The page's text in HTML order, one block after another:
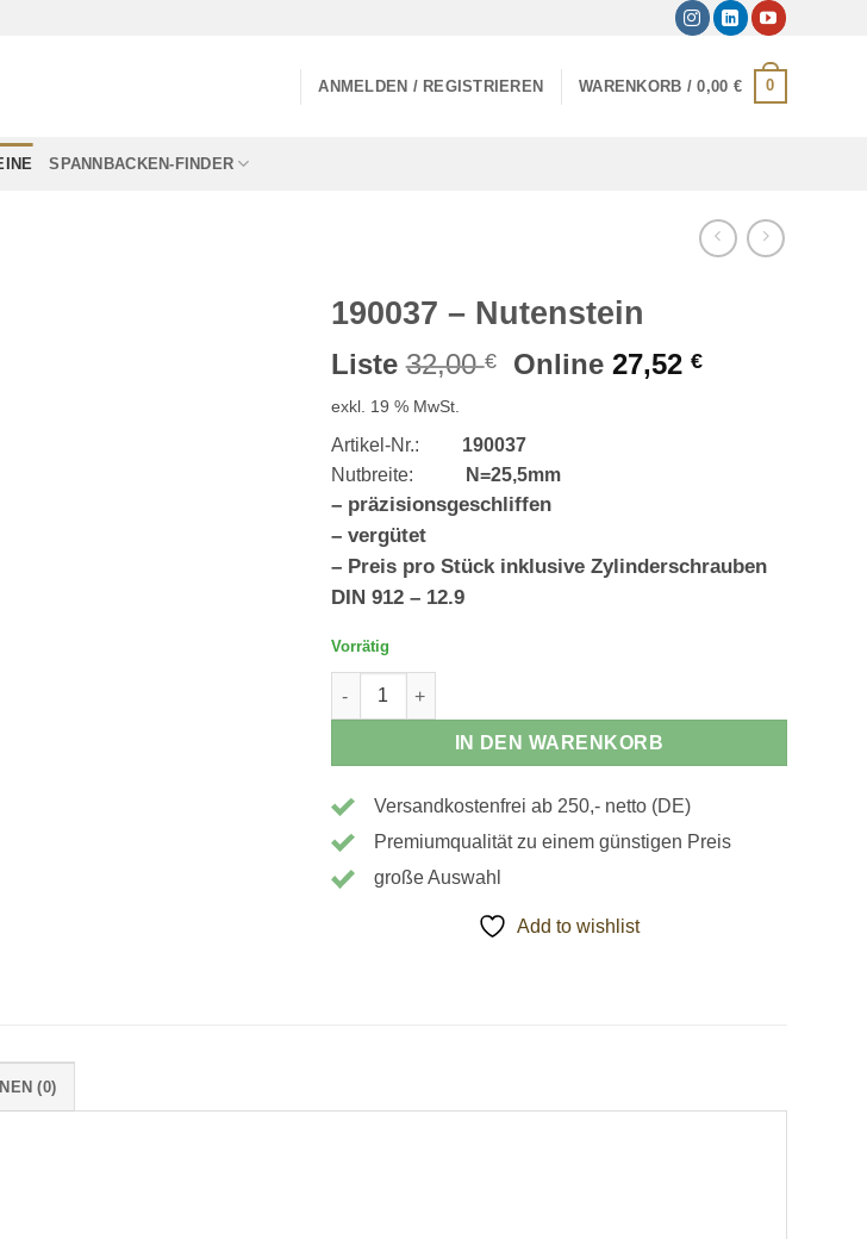
ANMELDEN / REGISTRIEREN WARENKORB /0,00 € 0
SPANNBACKEN-FINDER
190037 – Nutenstein
Liste 32,00€
Ursprünglicher
32,00 €
Online 27,52 €Aktueller
exkl. 19 % MwSt.
Artikel-Nr.: 190037
Nutbreite:
N=25,5mm
– präzisionsgeschliffen
– vergütet
– Preis pro Stück inklusive Zylinderschrauben
DIN 912 – 12.9
Vorrätig
190037 - Nutenstein Menge
IN DEN WARENKORB
Versandkostenfrei ab 250,- netto (DE)
Premiumqualität zu einem günstigen Preis
große Auswahl
Add to wishlist
(0)